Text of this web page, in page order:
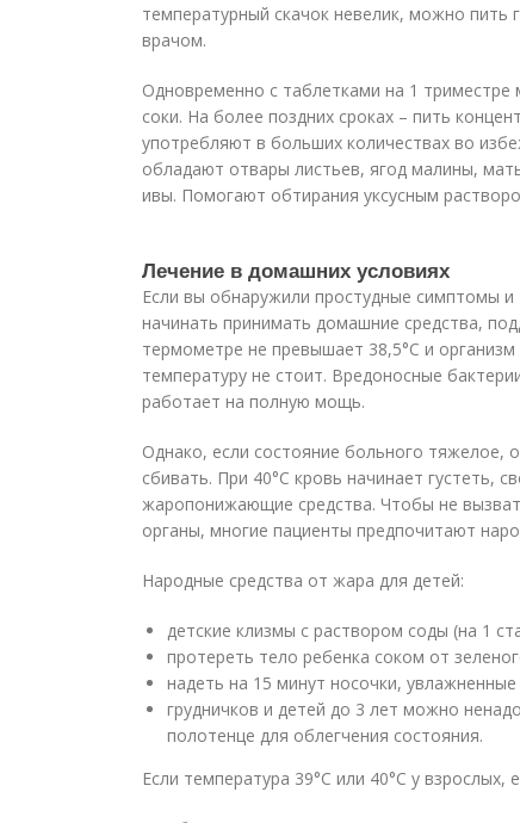
температурный скачок невелик, можно пить
врачом.
Одновременно с таблетками на 1
соки. На более поздних сроках – пить
употребляют в больших количествах во
обладают отвары листьев, ягод малины,
ивы. Помогают обтирания уксусным
Лечение в домашних условиях
Если вы обнаружили простудные симптомы
начинать принимать домашние средства,
термометре не превышает 38,5°C и
температуру не стоит. Вредоносные
работает на полную мощь.
Однако, если состояние больного тяжелое,
сбивать. При 40°C кровь начинает густеть,
жаропонижающие средства. Чтобы не
органы, многие пациенты предпочитают
Народные средства от жара для детей:
детские клизмы с раствором соды (на 1
протереть тело ребенка соком от
надеть на 15 минут носочки,
грудничков и детей до 3 лет можно
полотенце для облегчения состояния.
Если температура 39°C или 40°C у взрослых,